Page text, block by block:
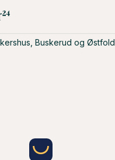
Buskerud og Østfold